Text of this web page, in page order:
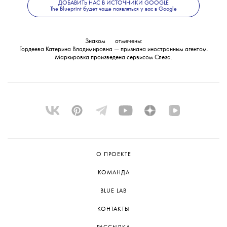
в международный розыск.
ДОБАВИТЬ НАС В ИСТОЧНИКИ GOOGLE
The Blueprint будет чаще появляться у вас в Google
Знаком
отмечены:
Гордеева Катерина Владимировна — признана иностранным агентом.
Маркировка произведена сервисом Слеза.
О ПРОЕКТЕ
КОМАНДА
BLUE LAB
КОНТАКТЫ